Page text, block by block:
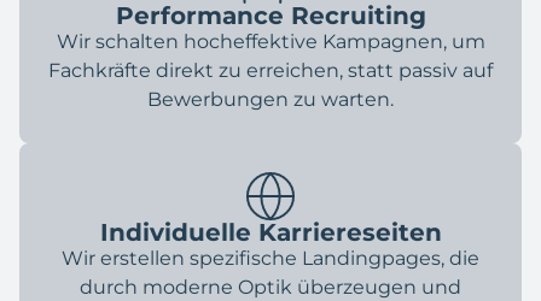
Performance Recruiting
Wir schalten hocheffektive Kampagnen, um
Fachkräfte direkt zu erreichen, statt passiv auf
Bewerbungen zu warten.
Individuelle Karriereseiten
Wir erstellen spezifische Landingpages, die
durch moderne Optik überzeugen und